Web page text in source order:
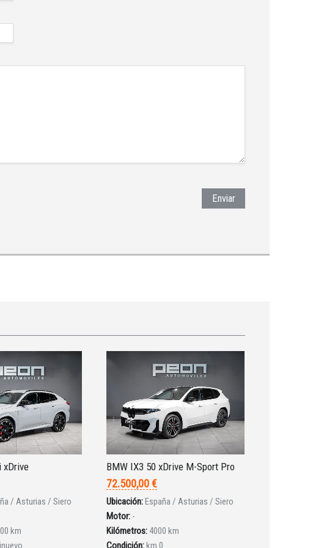
Enviar
xDrive
/ Asturias / Siero
km
BMW IX3 50 xDrive M-Sport Pro
72.500,00 €
Ubicación:España / Asturias / Siero
Motor: -
Kilómetros:4000 km
Condición:km 0